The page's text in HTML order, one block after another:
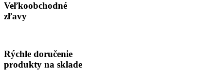
Veľkoobchodné
zľavy
Rýchle doručenie
produkty na sklade